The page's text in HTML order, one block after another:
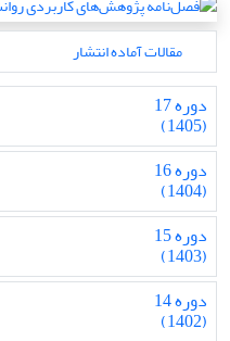
مقالات آماده انتشار
دوره 17
(1405)
دوره 16
(1404)
دوره 15
(1403)
دوره 14
(1402)